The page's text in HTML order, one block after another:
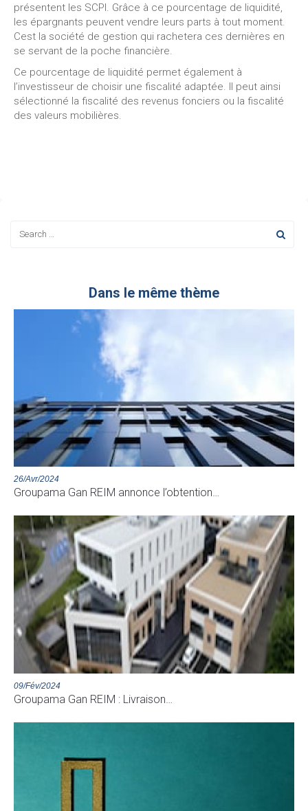
présentent les SCPI. Grâce à ce pourcentage de liquidité,
les épargnants peuvent vendre leurs parts à tout moment.
Cest la société de gestion qui rachetera ces dernières en
se servant de la poche financière.
Ce pourcentage de liquidité permet également à
l’investisseur de choisir une fiscalité adaptée. Il peut ainsi
sélectionné la fiscalité des revenus fonciers ou la fiscalité
des valeurs mobilières.
Dans le même thème
26/Avr/2024
Groupama Gan REIM annonce l’obtention…
09/Fév/2024
Groupama Gan REIM : Livraison…